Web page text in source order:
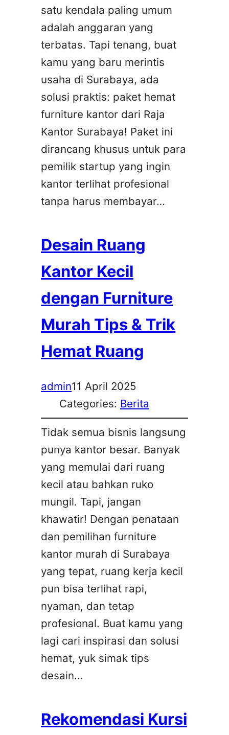
satu kendala paling umum
adalah anggaran yang
terbatas. Tapi tenang, buat
kamu yang baru merintis
usaha di Surabaya, ada
solusi praktis: paket hemat
furniture kantor dari Raja
Kantor Surabaya! Paket ini
dirancang khusus untuk para
pemilik startup yang ingin
kantor terlihat profesional
tanpa harus membayar…
Desain Ruang
Kantor Kecil
dengan Furniture
Murah Tips & Trik
Hemat Ruang
admin11 April 2025
Categories: Berita
Tidak semua bisnis langsung
punya kantor besar. Banyak
yang memulai dari ruang
kecil atau bahkan ruko
mungil. Tapi, jangan
khawatir! Dengan penataan
dan pemilihan furniture
kantor murah di Surabaya
yang tepat, ruang kerja kecil
pun bisa terlihat rapi,
nyaman, dan tetap
profesional. Buat kamu yang
lagi cari inspirasi dan solusi
hemat, yuk simak tips
desain…
Rekomendasi Kursi